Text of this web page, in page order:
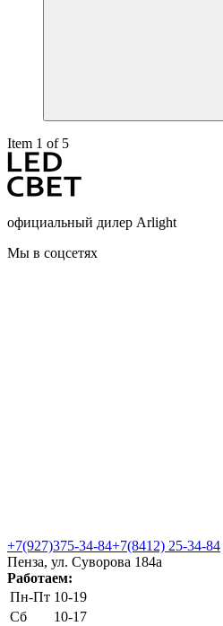
Item 1 of 5
официальный дилер Arlight
Мы в соцсетях
+7(927)375-34-84+7(8412) 25-34-84
Пенза, ул. Cуворова 184а
Работаем:
Пн-Пт 10-19
Сб
10-17